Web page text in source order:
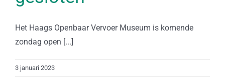
Het Haags Openbaar Vervoer Museum is komende
zondag open [...]
3 januari 2023